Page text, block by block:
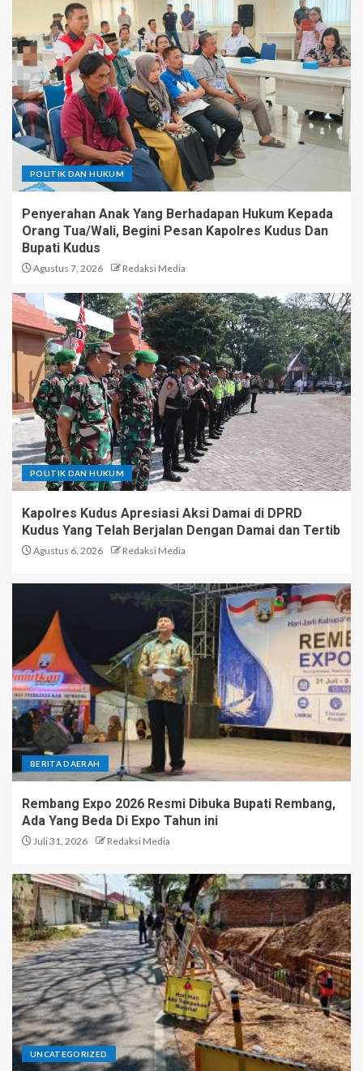
POLITIK DAN HUKUM
Penyerahan Anak Yang Berhadapan Hukum Kepada
Orang Tua/Wali, Begini Pesan Kapolres Kudus Dan
Bupati Kudus
Agustus 7, 2026 Redaksi Media
POLITIK DAN HUKUM
Kapolres Kudus Apresiasi Aksi Damai di DPRD
Kudus Yang Telah Berjalan Dengan Damai dan Tertib
Agustus 6, 2026 Redaksi Media
BERITA DAERAH
Rembang Expo 2026 Resmi Dibuka Bupati Rembang,
Ada Yang Beda Di Expo Tahun ini
Juli 31, 2026 Redaksi Media
UNCATEGORIZED